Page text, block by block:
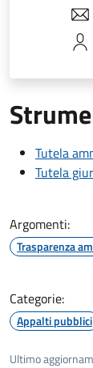
Tutela
Tutela
Argomenti:
Trasparenza
Categorie:
Appalti pubblici
Ultimo